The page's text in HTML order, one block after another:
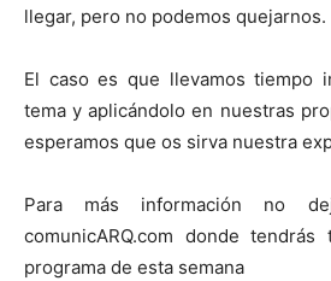
llegar, pero no podemos quejarnos.
El caso es que llevamos tiempo
tema y aplicándolo en nuestras
esperamos que os sirva nuestra
Para más información no
comunicARQ.com donde
programa de esta semana